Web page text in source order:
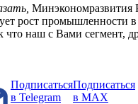
Минэкономразвития
рост промышленности
что наш с Вами сегмент,
Подписаться
в Telegram
Подписаться
в MAX